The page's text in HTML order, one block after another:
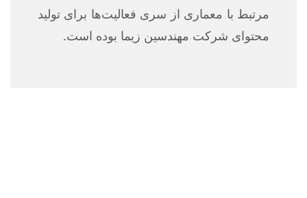
مرتبط با معماری از سری فعالیت‌ها برای تولید
محتوای شرکت مهندسین زیما بوده است.